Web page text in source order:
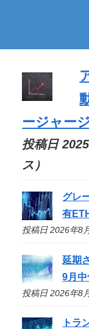
ージャー
投稿日
ス）
グレ
有
投稿日 2026年8
延期
9月
投稿日 2026年8
トラ